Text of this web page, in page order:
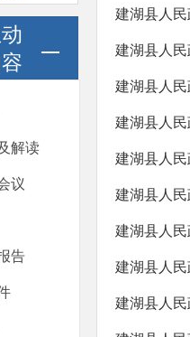
解读
议
告
建湖县人
建湖县人
建湖县人
建湖县人
建湖县人
建湖县人